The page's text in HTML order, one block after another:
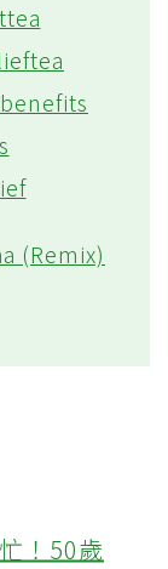
(Remix)
！50歲